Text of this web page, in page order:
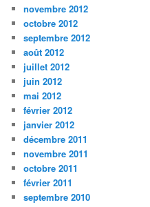
novembre 2012
octobre 2012
septembre 2012
août 2012
juillet 2012
juin 2012
mai 2012
février 2012
janvier 2012
décembre 2011
novembre 2011
octobre 2011
février 2011
septembre 2010